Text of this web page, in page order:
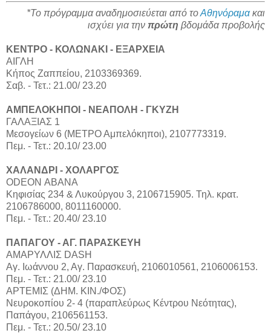
*Το πρόγραμμα αναδημοσιεύεται από τοΑθηνόραμακαι
ισχύει για την πρώτη βδομάδα προβολής
ΚΕΝΤΡΟ - ΚΟΛΩΝΑΚΙ - ΕΞΑΡΧΕΙΑ
ΑΙΓΛΗ
Κήπος Ζαππείου, 2103369369.
Σαβ. - Τετ.: 21.00/ 23.20
ΑΜΠΕΛΟΚΗΠΟΙ - ΝΕΑΠΟΛΗ - ΓΚΥΖΗ
ΓΑΛΑΞΙΑΣ 1
Μεσογείων 6 (ΜΕΤΡΟ Αμπελόκηποι), 2107773319.
Πεμ. - Τετ.: 20.10/ 23.00
ΧΑΛΑΝΔΡΙ - ΧΟΛΑΡΓΟΣ
ODEON ΑΒΑΝΑ
Κηφισίας 234 & Λυκούργου 3, 2106715905. Τηλ. κρατ.
2106786000, 8011160000.
Πεμ. - Τετ.: 20.40/ 23.10
ΠΑΠΑΓΟΥ - ΑΓ. ΠΑΡΑΣΚΕΥΗ
ΑΜΑΡΥΛΛΙΣ DASH
Αγ. Ιωάννου 2, Αγ. Παρασκευή, 2106010561, 2106006153.
Πεμ. - Τετ.: 21.00/ 23.10
ΑΡΤΕΜΙΣ (ΔΗΜ. ΚΙΝ./ΦΟΣ)
Νευροκοπίου 2- 4 (παραπλεύρως Κέντρου Νεότητας),
Παπάγου, 2106561153.
Πεμ. - Τετ.: 20.50/ 23.10